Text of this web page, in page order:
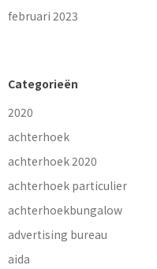
februari 2023
Categorieën
2020
achterhoek
achterhoek 2020
achterhoek particulier
achterhoekbungalow
advertising bureau
aida